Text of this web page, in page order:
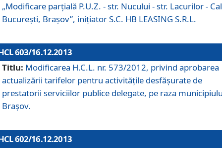
„Modificare parţială P.U.Z. - str. Nucului - str. Lacurilor -
Bucureşti, Braşov”, iniţiator S.C. HB LEASING S.R.L.
603/16.12.2013
Titlu: Modificarea H.C.L. nr. 573/2012, privind aprobarea
actualizării tarifelor pentru activităţile desfăşurate de
prestatorii serviciilor publice delegate, pe raza
Braşov.
602/16.12.2013